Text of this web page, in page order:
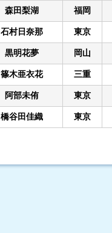
森田梨湖 福岡
石村日奈那 東京
黒明花夢 岡山
篠木亜衣花 三重
阿部未侑 東京
橋谷田佳織 東京